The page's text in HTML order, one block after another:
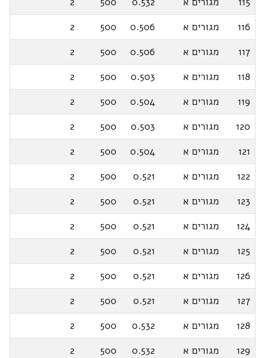
116
מגורים א 0.506
500
2
117
מגורים א 0.506
500
2
118
מגורים א 0.503
500
2
119
מגורים א 0.504
500
2
120
מגורים א 0.503
500
2
121
מגורים א 0.504
500
2
122
מגורים א 0.521
500
2
123
מגורים א 0.521
500
2
124
מגורים א 0.521
500
2
125
מגורים א 0.521
500
2
126
מגורים א 0.521
500
2
127
מגורים א 0.521
500
2
128
מגורים א 0.532
500
2
129
מגורים א 0.532
500
2